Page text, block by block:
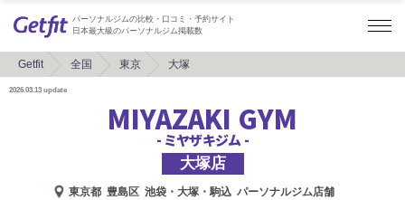
パーソナルジムの比較・口コミ・予約サイト
日本最大級のパーソナルジム掲載数
Getfit 全国 東京 大塚
2026.03.13 update
MIYAZAKI GYM
- ミヤザキジム -
大塚店
東京都 豊島区 池袋・大塚・駒込 パーソナルジム店舗